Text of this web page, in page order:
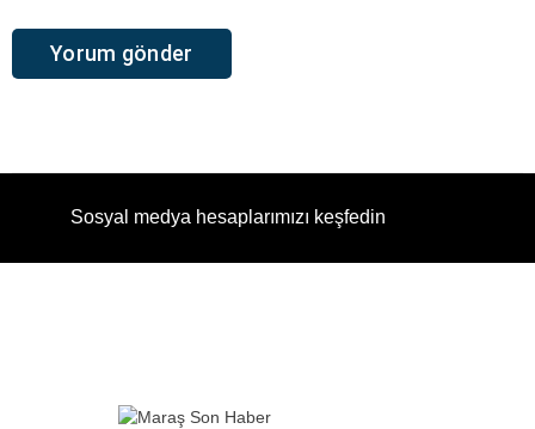
Sosyal medya hesaplarımızı keşfedin